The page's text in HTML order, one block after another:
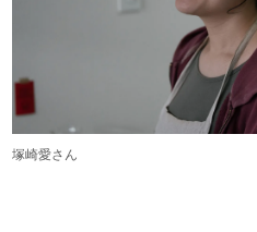
塚崎愛さん